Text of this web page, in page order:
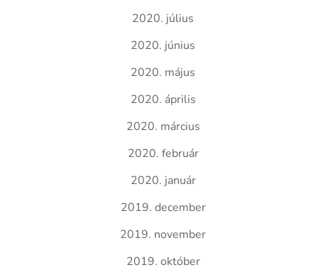
2020. július
2020. június
2020. május
2020. április
2020. március
2020. február
2020. január
2019. december
2019. november
2019. október